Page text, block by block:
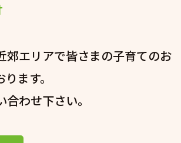
郊エリアで皆さまの子育てのお
ます。
わせ下さい。